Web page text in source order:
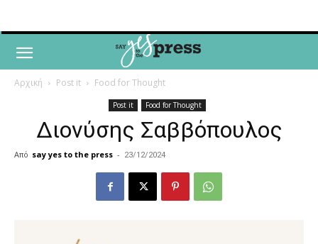
Αρχική Post it Food for Thought
Post it Food for Thought
Διονύσης Σαββόπουλος
Από say yes to the press - 23/12/2024